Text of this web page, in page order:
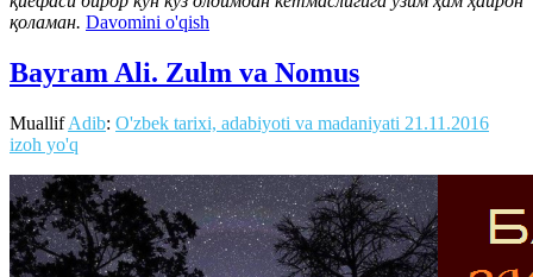
қоламан. Davomini o'qish
Bayram Ali. Zulm va Nomus
MuallifAdib: O'zbek tarixi, adabiyoti va madaniyati 21.11.2016
izoh yo'q